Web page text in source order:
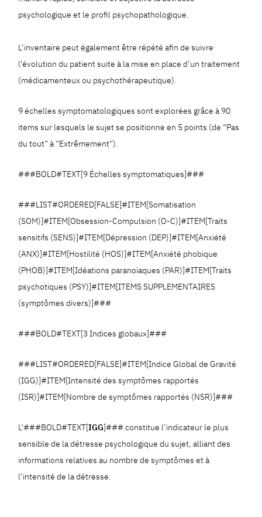
psychologique et le profil psychopathologique.
L’inventaire peut également être répété afin de suivre
l’évolution du patient suite à la mise en place d’un traitement
(médicamenteux ou psychothérapeutique).
9 échelles symptomatologiques sont explorées grâce à 90
items sur lesquels le sujet se positionne en 5 points (de “Pas
du tout” à “Extrêmement”).
###BOLD#TEXT[9 Échelles symptomatiques]###
###LIST#ORDERED[FALSE]#ITEM[Somatisation
(SOM)]#ITEM[Obsession-Compulsion (O-C)]#ITEM[Traits
sensitifs (SENS)]#ITEM[Dépression (DEP)]#ITEM[Anxiété
(ANX)]#ITEM[Hostilité (HOS)]#ITEM[Anxiété phobique
(PHOB)]#ITEM[Idéations paranoïaques (PAR)]#ITEM[Traits
psychotiques (PSY)]#ITEM[ITEMS SUPPLEMENTAIRES
(symptômes divers)]###
###BOLD#TEXT[3 Indices globaux]###
###LIST#ORDERED[FALSE]#ITEM[Indice Global de Gravité
(IGG)]#ITEM[Intensité des symptômes rapportés
(ISR)]#ITEM[Nombre de symptômes rapportés (NSR)]###
L'###BOLD#TEXT[IGG]### constitue l’indicateur le plus
sensible de la détresse psychologique du sujet, alliant des
informations relatives au nombre de symptômes et à
l’intensité de la détresse.